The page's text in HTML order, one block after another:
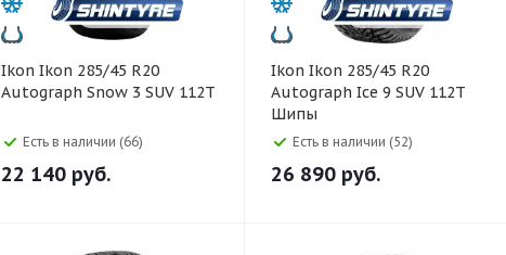
Ikon Ikon 285/45 R20
Autograph Snow 3 SUV 112T
Есть в наличии (66)
22 140 руб.
Ikon Ikon 285/45 R20
Autograph Ice 9 SUV 112T
Шипы
Есть в наличии (52)
26 890 руб.